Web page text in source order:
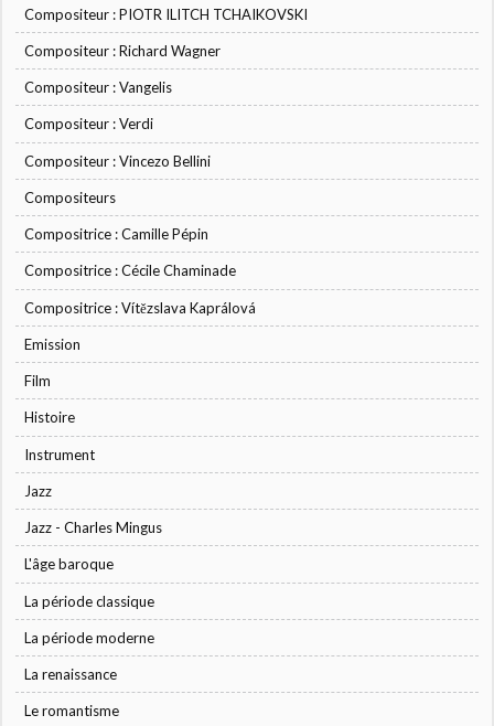
Compositeur : PIOTR ILITCH TCHAIKOVSKI
Compositeur : Richard Wagner
Compositeur : Vangelis
Compositeur : Verdi
Compositeur : Vincezo Bellini
Compositeurs
Compositrice : Camille Pépin
Compositrice : Cécile Chaminade
Compositrice : Vítězslava Kaprálová
Emission
Film
Histoire
Instrument
Jazz
Jazz - Charles Mingus
L'âge baroque
La période classique
La période moderne
La renaissance
Le romantisme